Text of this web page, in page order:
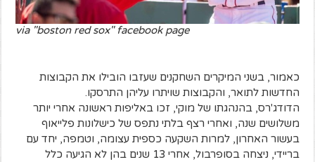
via "boston red sox" facebook page
כאמור, בשני המיקרים השחקנים שעזבו הובילו את הקבוצות
החדשות לתואר, והקבוצות שויתרו עליהן התרסקו.
הדודג'רס, בהנהגתו של מוקי, זכו באליפות ראשונה אחרי יותר
משלושים שנה, ואחרי רצף בלתי נתפס של כישלונות פלייאוף
בעשור האחרון, למרות השקעה כספית עצומה, וטמפה, יחד עם
בריידי, ניצחה בסופרבול, אחרי 13 שנים בהן לא הגיעה כלל